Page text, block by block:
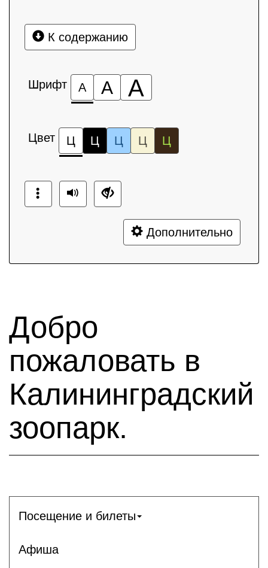
К содержанию
Шрифт А А А
Цвет Ц Ц Ц Ц Ц
Дополнительно
Добро
пожаловать в
Калининградский
зоопарк.
Посещение и билеты
Афиша